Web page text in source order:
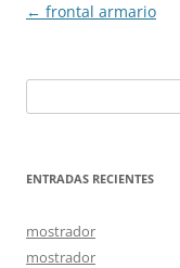
Navegación
← frontal armario
ENTRADAS RECIENTES
mostrador
mostrador